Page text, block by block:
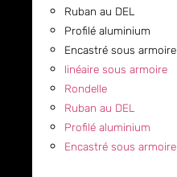
Ruban au DEL
Profilé aluminium
Encastré sous armoire
linéaire sous armoire
Rondelle
Ruban au DEL
Profilé aluminium
Encastré sous armoire